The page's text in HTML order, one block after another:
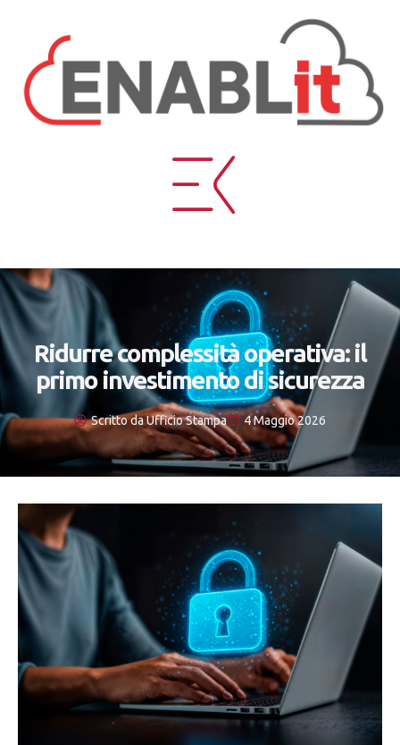
Ridurre complessità operativa: il
primo investimento di sicurezza
Scritto daUfficio Stampa 4 Maggio 2026